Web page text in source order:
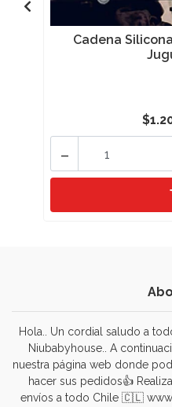
Cadena
-
Hola.. Un cordial saludo a
Niubabyhouse.. A
nuestra página web donde
hacer sus pedidos👍
envíos a todo Chile 🇨🇱